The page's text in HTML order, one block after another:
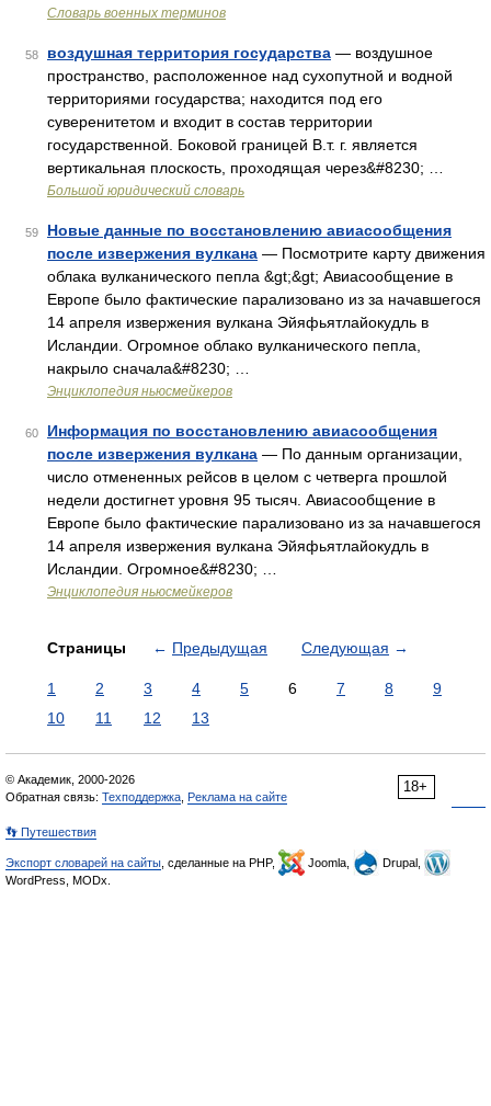
Словарь военных терминов
58 воздушная территория государства — воздушное
пространство, расположенное над сухопутной и водной
территориями государства; находится под его
суверенитетом и входит в состав территории
государственной. Боковой границей В.т. г. является
вертикальная плоскость, проходящая через&#8230; …
Большой юридический словарь
59
Новые данные по восстановлению авиасообщения
после извержения вулкана — Посмотрите карту движения
облака вулканического пепла &gt;&gt; Авиасообщение в
Европе было фактические парализовано из за начавшегося
14 апреля извержения вулкана Эйяфьятлайокудль в
Исландии. Огромное облако вулканического пепла,
накрыло сначала&#8230; …
Энциклопедия ньюсмейкеров
60
Информация по восстановлению авиасообщения
после извержения вулкана — По данным организации,
число отмененных рейсов в целом с четверга прошлой
недели достигнет уровня 95 тысяч. Авиасообщение в
Европе было фактические парализовано из за начавшегося
14 апреля извержения вулкана Эйяфьятлайокудль в
Исландии. Огромное&#8230; …
Энциклопедия ньюсмейкеров
Страницы ← Предыдущая Следующая →
1 2 3 4 5 6 7 8
9
10
11 12 13
18+
© Академик, 2000-2026
Обратная связь: Техподдержка Реклама на сайте
👣 Путешествия
Экспорт словарей на сайты , сделанные на PHP, Joomla,
Drupal,
WordPress, MODx.